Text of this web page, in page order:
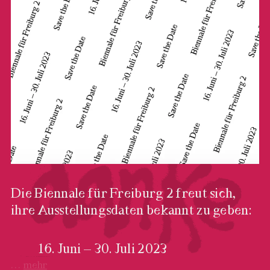
Die begleitende PublikationDas Lied der Straßebildet
das vielfältige Programm der Biennale für Freiburg 2
ab.
…mehr
DANKE
06.12.2023
… mehr
Die Biennale für Freiburg 2 freut sich,
ihre Ausstellungsdaten bekannt zu geben:
Juni – 30. Juli 2023